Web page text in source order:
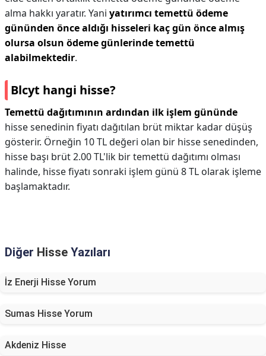
alma hakkı yaratır. Yani yatırımcı temettü ödeme
gününden önce aldığı hisseleri kaç gün önce almış
olursa olsun ödeme günlerinde temettü
alabilmektedir.
Blcyt hangi hisse?
Temettü dağıtımının ardından ilk işlem gününde
hisse senedinin fiyatı dağıtılan brüt miktar kadar düşüş
gösterir. Örneğin 10 TL değeri olan bir hisse senedinden,
hisse başı brüt 2.00 TL'lik bir temettü dağıtımı olması
halinde, hisse fiyatı sonraki işlem günü 8 TL olarak işleme
başlamaktadır.
Diğer Hisse Yazıları
İz Enerji Hisse Yorum
Sumas Hisse Yorum
Akdeniz Hisse